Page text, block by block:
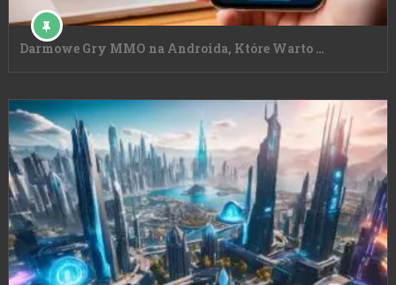
Darmowe Gry MMO na Androida, Które Warto …